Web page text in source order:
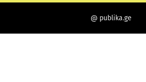
@ publika.ge